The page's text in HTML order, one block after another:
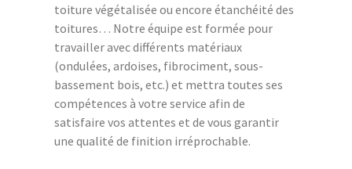
toiture végétalisée ou encore étanchéité des
toitures… Notre équipe est formée pour
travailler avec différents matériaux
(ondulées, ardoises, fibrociment, sous-
bassement bois, etc.) et mettra toutes ses
compétences à votre service afin de
satisfaire vos attentes et de vous garantir
une qualité de finition irréprochable.